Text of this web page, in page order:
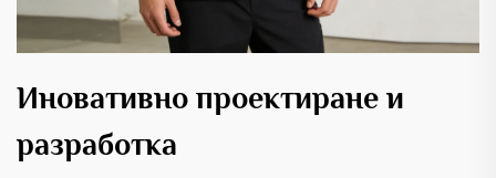
Иновативно проектиране и
разработка